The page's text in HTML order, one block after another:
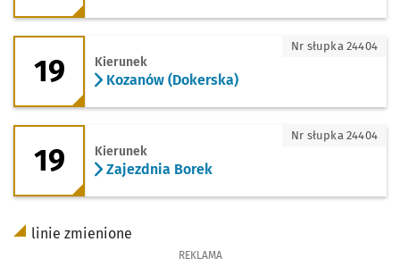
19 - kierunek Kozanów (Dokerska)
19 Kierunek
Kozanów (Dokerska)
Nr słupka 24404
19 - kierunek Zajezdnia Borek
19 Kierunek
Zajezdnia Borek
Nr słupka 24404
linie zmienione
REKLAMA